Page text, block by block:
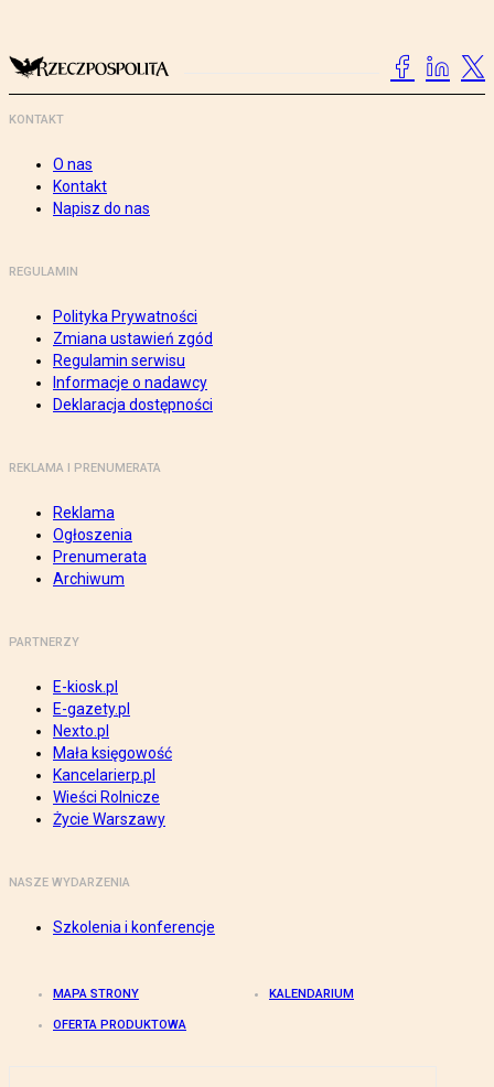
KONTAKT
O nas
Kontakt
Napisz do nas
REGULAMIN
Polityka Prywatności
Zmiana ustawień zgód
Regulamin serwisu
Informacje o nadawcy
Deklaracja dostępności
REKLAMA I PRENUMERATA
Reklama
Ogłoszenia
Prenumerata
Archiwum
PARTNERZY
E-kiosk.pl
E-gazety.pl
Nexto.pl
Mała księgowość
Kancelarierp.pl
Wieści Rolnicze
Życie Warszawy
NASZE WYDARZENIA
Szkolenia i konferencje
MAPA STRONY KALENDARIUM
OFERTA PRODUKTOWA